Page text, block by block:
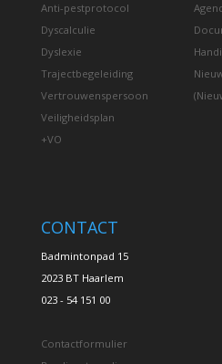
Anti-pestprotocol
Dyscalculie
Dyslexie
Trajectbegeleiding
Vertrouwenspersoon
Veiligheidsplan
+VO
CONTACT
Badmintonpad 15
2023 BT Haarlem
023 - 54 151 00
Contactformulier